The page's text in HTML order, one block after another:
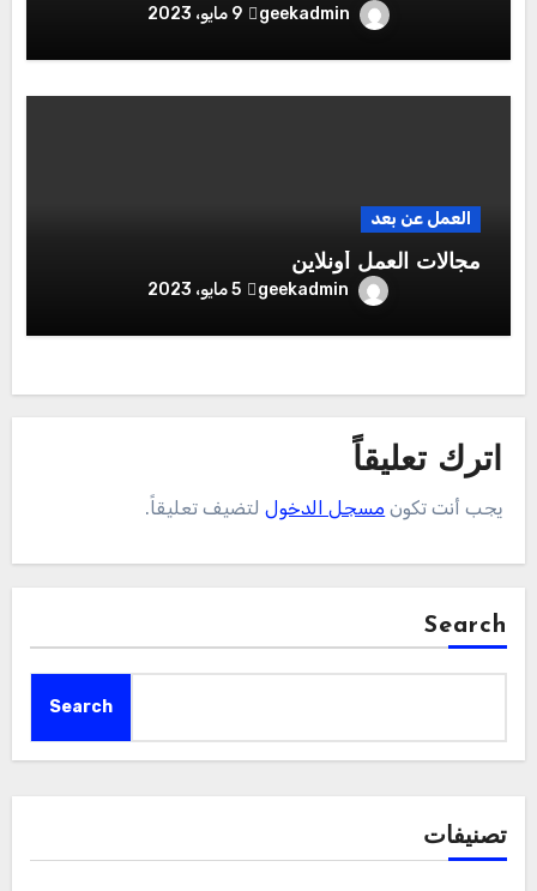
geekadmin 9 مايو، 2023
العمل عن بعد
مجالات العمل أونلاين
geekadmin 5 مايو، 2023
اترك تعليقاً
يجب أنت تكون مسجل الدخوللتضيف تعليقاً.
Search
Search
تصنيفات